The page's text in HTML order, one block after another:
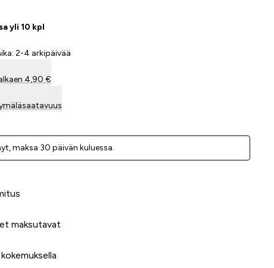
yli 10 kpl
2-4 arkipäivää
4,90 €
­maksa 30 päivän kuluessa.
meidät?
maksutavat